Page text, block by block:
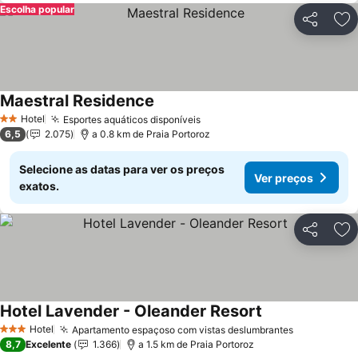
Partilhar
Escolha popular
2 Estrelas
Hotel Esportes aquáticos disponíveis
Maestral Residence
6,5 2.075 a 0.8 km de Praia Portoroz
Selecione as datas para ver os preços
exatos.
Ver preços
Partilhar
3 EstrelasHotel Apartamento espaçoso com vistas deslumbrantes
Hotel Lavender - Oleander Resort
8,7 Excelente 1.366 a 1.5 km de Praia Portoroz